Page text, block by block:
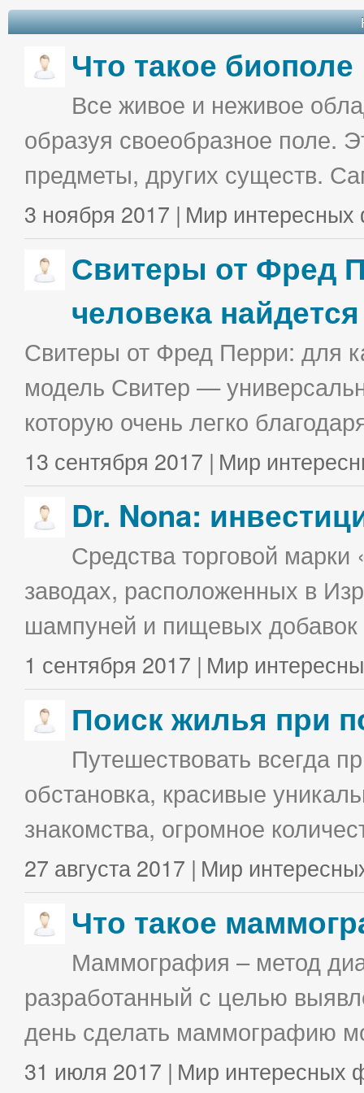
Что такое биополе
Все живое и неживое
образуя своеобразное поле.
предметы, других существ.
3 ноября 2017 | Мир интересных
Свитеры от Фред
человека
Свитеры от Фред Перри: для
модель Свитер —
которую очень легко
13 сентября 2017 | Мир
Dr. Nona:
Средства торговой
заводах, расположенных в
шампуней и пищевых
1 сентября 2017 | Мир
Поиск жилья при
Путешествовать всегда
обстановка, красивые
знакомства, огромное
27 августа 2017 | Мир
Что такое
Маммография – метод
разработанный с целью
день сделать маммографию
31 июля 2017 | Мир интересных